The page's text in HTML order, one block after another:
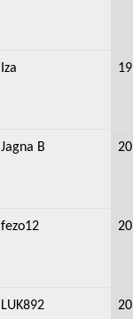
Iza 19
Jagna B 20
fezo12 20
LUK892 20